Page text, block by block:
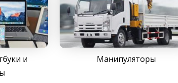
и
Манипуляторы